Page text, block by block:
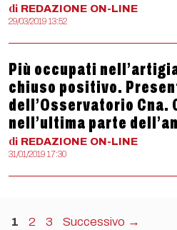
di REDAZIONE ON-LINE
29/03/2019 13:52
Più occupati
chiuso positivo.
dell’Osservatorio
nell’ultima parte
di REDAZIONE ON-LINE
31/01/2019 17:30
Pagina
1 Pagina
2 Pagina
3 Successivo →